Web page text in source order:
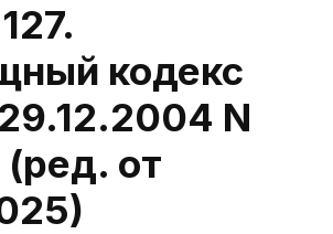
кодекс
N
от